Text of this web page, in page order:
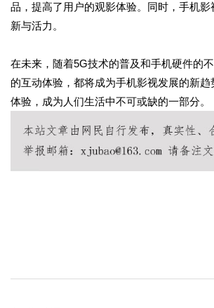
品，提高了用户的观影体验。同时，手机
新与活力。
在未来，随着5G技术的普及和手机硬件的
的互动体验，都将成为手机影视发展的新
体验，成为人们生活中不可或缺的一部分。